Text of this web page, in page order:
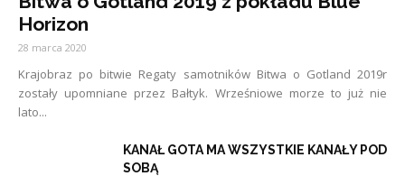
Horizon
28 marca 2020
Krajobraz po bitwie Regaty samotników Bitwa o Gotland 2019r
zostały upomniane przez Bałtyk. Wrześniowe morze to już nie
lato...
KANAŁ GOTA MA WSZYSTKIE KANAŁY POD
SOBĄ